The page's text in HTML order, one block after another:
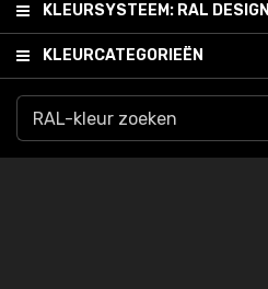
KLEURSYSTEEM: RAL DESIGN
KLEURCATEGORIEËN